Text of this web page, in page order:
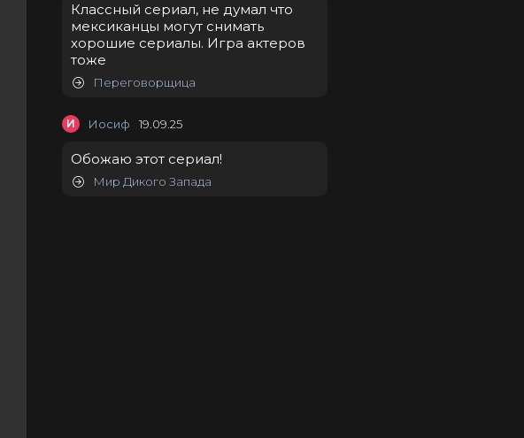
Классный сериал, не думал что
мексиканцы могут снимать
хорошие сериалы. Игра актеров
тоже
Переговорщица
И Иосиф 19.09.25
Обожаю этот сериал!
Мир Дикого Запада